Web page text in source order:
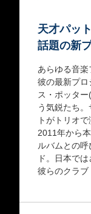
天才パッ
話題の新
あらゆる音
彼の最新プロ
ス・ポッタ
う気鋭たち
トがトリオ
2011年から
ルバムとの
ド。日本で
彼らのクラブ